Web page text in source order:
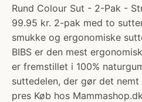
Rund Colour Sut - 2-Pak -
99.95 kr. 2-pak med to
smukke og ergonomiske
BIBS er den mest
er fremstillet i 100%
suttedelen, der gør det
pres Køb hos